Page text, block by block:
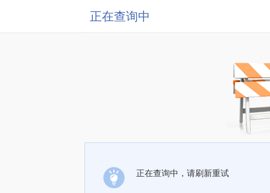
正在查询中
正在查询中，请刷新重试